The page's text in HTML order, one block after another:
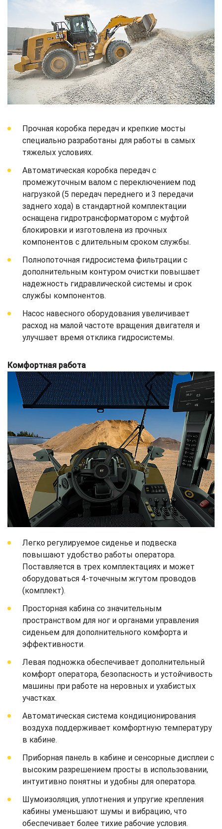
Прочная коробка передач и крепкие мосты
специально разработаны для работы в самых
тяжелых условиях.
Автоматическая коробка передач с
промежуточным валом с переключением под
нагрузкой (5 передач переднего и 3 передачи
заднего хода) в стандартной комплектации
оснащена гидротрансформатором с муфтой
блокировки и изготовлена из прочных
компонентов с длительным сроком службы.
Полнопоточная гидросистема фильтрации с
дополнительным контуром очистки повышает
надежность гидравлической системы и срок
службы компонентов.
Насос навесного оборудования увеличивает
расход на малой частоте вращения двигателя и
улучшает время отклика гидросистемы.
Комфортная работа
Легко регулируемое сиденье и подвеска
повышают удобство работы оператора.
Поставляется в трех комплектациях и может
оборудоваться 4-точечным жгутом проводов
(комплект).
Просторная кабина со значительным
пространством для ног и органами управления
сиденьем для дополнительного комфорта и
эффективности.
Левая подножка обеспечивает дополнительный
комфорт оператора, безопасность и устойчивость
машины при работе на неровных и ухабистых
участках.
Автоматическая система кондиционирования
воздуха поддерживает комфортную температуру
в кабине.
Приборная панель в кабине и сенсорные дисплеи с
высоким разрешением просты в использовании,
интуитивно понятны и удобны для оператора.
Шумоизоляция, уплотнения и упругие крепления
кабины уменьшают шумы и вибрацию, что
обеспечивает более тихие рабочие условия.